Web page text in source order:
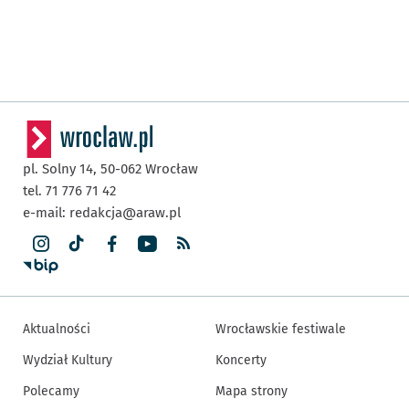
pl. Solny 14, 50-062 Wrocław
tel. 71 776 71 42
e-mail: redakcja@araw.pl
Aktualności
Wydział Kultury
Polecamy
Wrocławskie festiwale
Koncerty
Mapa strony